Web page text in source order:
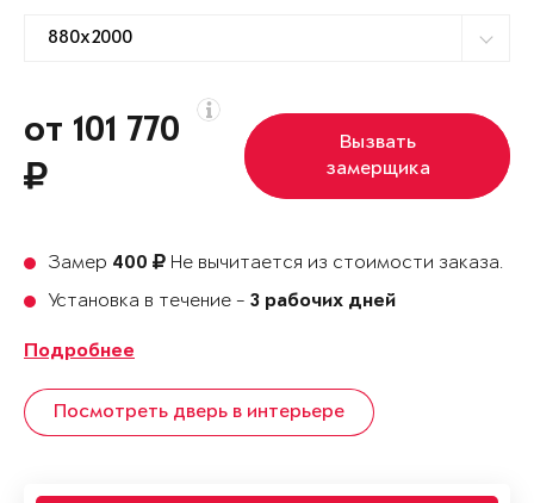
от 101 770
Вызвать
замерщика
Замер 400
Не вычитается из стоимости заказа.
Установка в течение - 3 рабочих дней
Подробнее
Посмотреть дверь в интерьере